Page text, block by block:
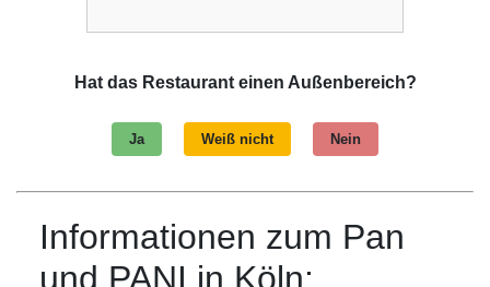
Hat das Restaurant einen Außenbereich?
Ja Weiß nicht Nein
Informationen zum Pan
und PANI in Köln: